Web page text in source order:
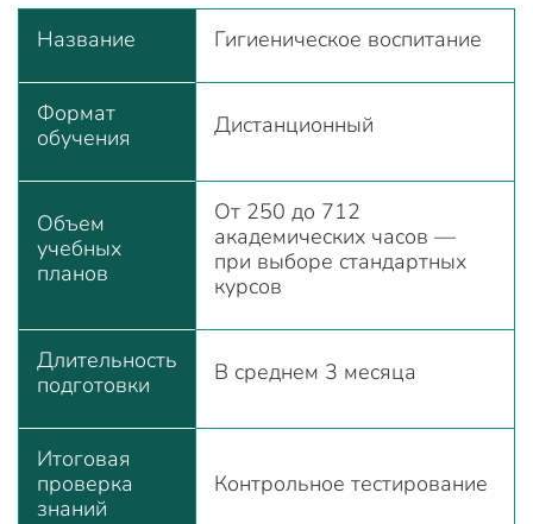
Название Гигиеническое воспитание
Формат
обучения
Дистанционный
Объем
учебных
планов
От 250 до 712
академических часов —
при выборе стандартных
курсов
Длительность
подготовки
В среднем 3 месяца
Итоговая
проверка
знаний
Контрольное тестирование